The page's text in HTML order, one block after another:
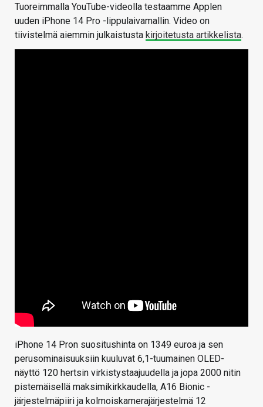
Tuoreimmalla YouTube-videolla testaamme Applen
uuden iPhone 14 Pro -lippulaivamallin. Video on
tiivistelmä aiemmin julkaistusta kirjoitetusta artikkelista.
iPhone 14 Pron suositushinta on 1349 euroa ja sen
perusominaisuuksiin kuuluvat 6,1-tuumainen OLED-
näyttö 120 hertsin virkistystaajuudella ja jopa 2000 nitin
pistemäisellä maksimikirkkaudella, A16 Bionic -
järjestelmäpiiri ja kolmoiskamerajärjestelmä 12